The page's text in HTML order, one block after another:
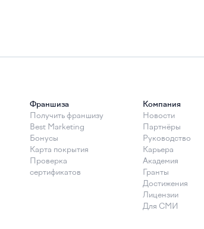
Франшиза
Получить франшизу
Best Marketing
Бонусы
Карта покрытия
Проверка
сертификатов
Компания
Новости
Партнёры
Руководство
Карьера
Академия
Гранты
Достижения
Лицензии
Для СМИ